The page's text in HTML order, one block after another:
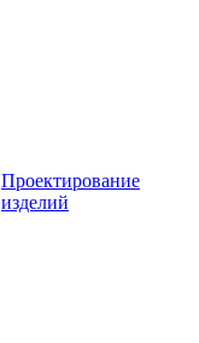
Проектирование
изделий